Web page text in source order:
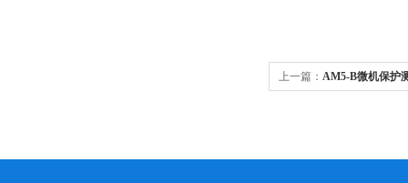
上一篇： AM5-B微机保护